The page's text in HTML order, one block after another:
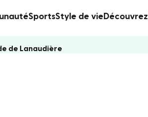
SportsStyle de vie Découvrez
de Lanaudière